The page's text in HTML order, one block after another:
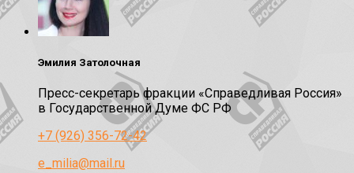
Эмилия Затолочная
Пресс-секретарь фракции «Справедливая Россия»
в Государственной Думе ФС РФ
+7 (926) 356-72-42
e_milia@mail.ru